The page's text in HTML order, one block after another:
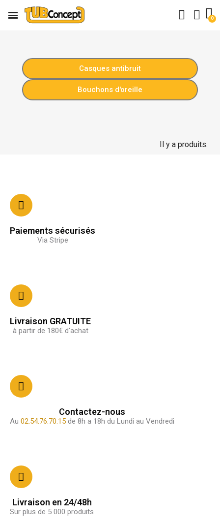
Casques antibruit
Bouchons d'oreille
Il y a produits.
Paiements sécurisés
Via Stripe
Livraison GRATUITE
à partir de 180€ d'achat
Contactez-nous
Au 02.54.76.70.15 de 8h a 18h du Lundi au Vendredi
Livraison en 24/48h
Sur plus de 5 000 produits